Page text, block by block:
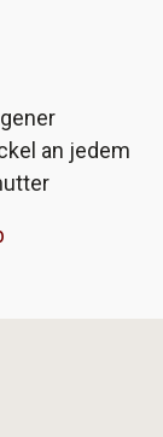
an jedem
111 115